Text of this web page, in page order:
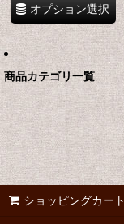
オプション選択
商品カテゴリ一覧
ショッピングカート